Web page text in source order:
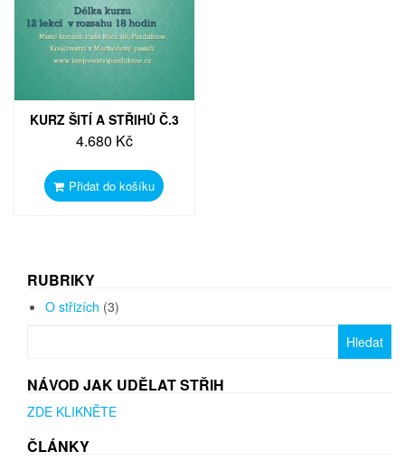
KURZ ŠITÍ A STŘIHŮ Č.3
4.680 Kč
Přidat do košíku
RUBRIKY
O střizích (3)
NÁVOD JAK UDĚLAT STŘIH
ZDE KLIKNĚTE
ČLÁNKY